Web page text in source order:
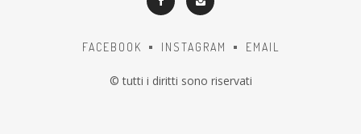
FACEBOOK INSTAGRAM EMAIL
© tutti i diritti sono riservati